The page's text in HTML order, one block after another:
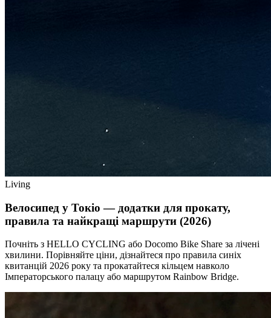
Living
Велосипед у Токіо — додатки для прокату,
правила та найкращі маршрути (2026)
Почніть з HELLO CYCLING або Docomo Bike Share за лічені
хвилини. Порівняйте ціни, дізнайтеся про правила синіх
квитанцій 2026 року та прокатайтеся кільцем навколо
Імператорського палацу або маршрутом Rainbow Bridge.